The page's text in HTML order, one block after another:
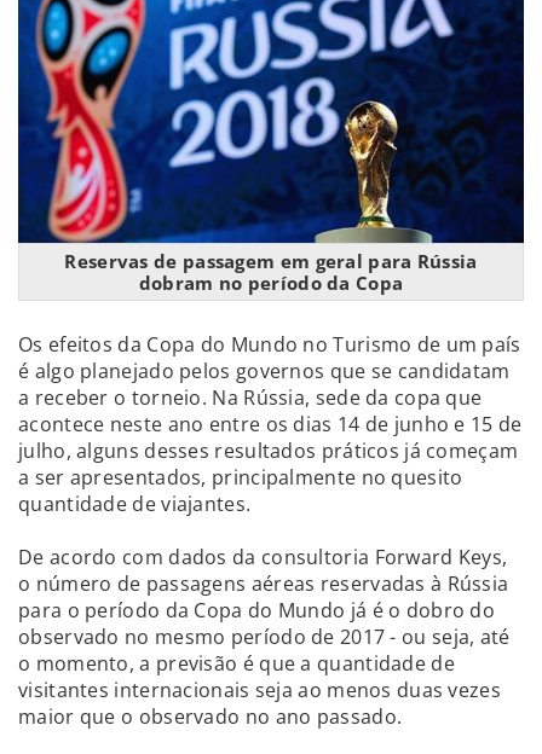
Reservas de passagem em geral para Rússia
dobram no período da Copa
Os efeitos da Copa do Mundo no Turismo de um país
é algo planejado pelos governos que se candidatam
a receber o torneio. Na Rússia, sede da copa que
acontece neste ano entre os dias 14 de junho e 15 de
julho, alguns desses resultados práticos já começam
a ser apresentados, principalmente no quesito
quantidade de viajantes.
De acordo com dados da consultoria Forward Keys,
o número de passagens aéreas reservadas à Rússia
para o período da Copa do Mundo já é o dobro do
observado no mesmo período de 2017 - ou seja, até
o momento, a previsão é que a quantidade de
visitantes internacionais seja ao menos duas vezes
maior que o observado no ano passado.